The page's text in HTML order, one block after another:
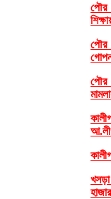
পৌর
পৌর
পৌর